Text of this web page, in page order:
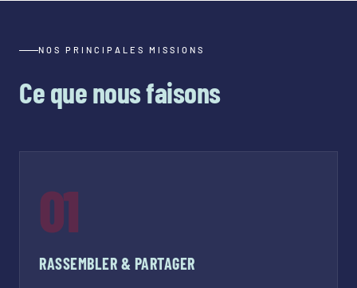
NOS PRINCIPALES MISSIONS
Ce que nous faisons
01
RASSEMBLER & PARTAGER